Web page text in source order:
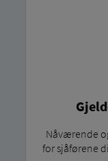
Nåværende
for sjåførene